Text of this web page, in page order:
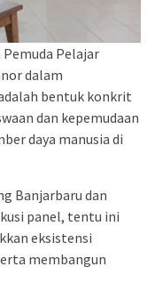
Pelajar
dalam
bentuk konkrit
dan kepemudaan
daya manusia di
Banjarbaru dan
panel, tentu ini
eksistensi
membangun